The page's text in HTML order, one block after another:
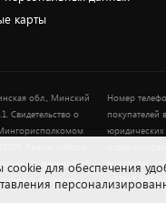
карты
обл., Минский
Свидетельство о
сведений об
Беларусь -
Номер
покупателей
вопросам
+37517-359-
cookie для обеспечения